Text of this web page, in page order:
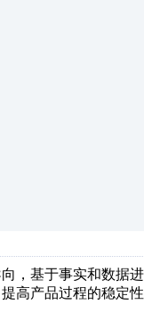
，基于事实和数据
高产品过程的稳定